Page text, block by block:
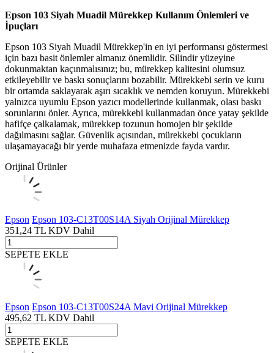
Epson 103 Siyah Muadil Mürekkep Kullanım Önlemleri ve
İpuçları
Epson 103 Siyah Muadil Mürekkep'in en iyi performansı göstermesi
için bazı basit önlemler almanız önemlidir. Silindir yüzeyine
dokunmaktan kaçınmalısınız; bu, mürekkep kalitesini olumsuz
etkileyebilir ve baskı sonuçlarını bozabilir. Mürekkebi serin ve kuru
bir ortamda saklayarak aşırı sıcaklık ve nemden koruyun. Mürekkebi
yalnızca uyumlu Epson yazıcı modellerinde kullanmak, olası baskı
sorunlarını önler. Ayrıca, mürekkebi kullanmadan önce yatay şekilde
hafifçe çalkalamak, mürekkep tozunun homojen bir şekilde
dağılmasını sağlar. Güvenlik açısından, mürekkebi çocukların
ulaşamayacağı bir yerde muhafaza etmenizde fayda vardır.
Orijinal Ürünler
Epson Epson 103-C13T00S14A Siyah Orijinal Mürekkep
351,24 TL KDV Dahil
SEPETE EKLE
Epson Epson 103-C13T00S24A Mavi Orijinal Mürekkep
495,62 TL KDV Dahil
SEPETE EKLE